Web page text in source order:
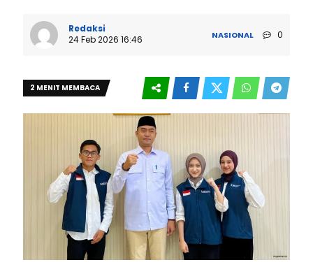
Redaksi
24 Feb 2026 16:46
NASIONAL 0
2 MENIT MEMBACA